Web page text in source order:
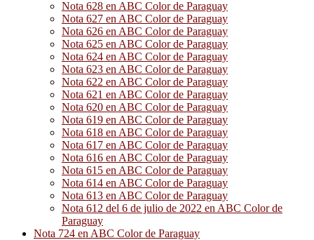
Nota 628 en ABC Color de Paraguay
Nota 627 en ABC Color de Paraguay
Nota 626 en ABC Color de Paraguay
Nota 625 en ABC Color de Paraguay
Nota 624 en ABC Color de Paraguay
Nota 623 en ABC Color de Paraguay
Nota 622 en ABC Color de Paraguay
Nota 621 en ABC Color de Paraguay
Nota 620 en ABC Color de Paraguay
Nota 619 en ABC Color de Paraguay
Nota 618 en ABC Color de Paraguay
Nota 617 en ABC Color de Paraguay
Nota 616 en ABC Color de Paraguay
Nota 615 en ABC Color de Paraguay
Nota 614 en ABC Color de Paraguay
Nota 613 en ABC Color de Paraguay
Nota 612 del 6 de julio de 2022 en ABC Color de
Paraguay
Nota 724 en ABC Color de Paraguay